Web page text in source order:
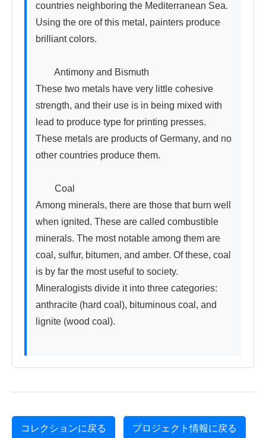
countries neighboring the Mediterranean Sea.
Using the ore of this metal, painters produce
brilliant colors.
Antimony and Bismuth
These two metals have very little cohesive
strength, and their use is in being mixed with
lead to produce type for printing presses.
These metals are products of Germany, and no
other countries produce them.
Coal
Among minerals, there are those that burn well
when ignited. These are called combustible
minerals. The most notable among them are
coal, sulfur, bitumen, and amber. Of these, coal
is by far the most useful to society.
Mineralogists divide it into three categories:
anthracite (hard coal), bituminous coal, and
lignite (wood coal).
コレクションに戻る プロジェクト情報に戻る